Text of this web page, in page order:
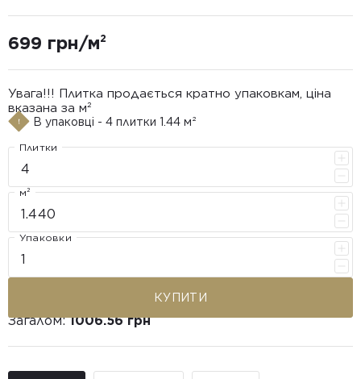
699 грн/м²
Увага!!! Плитка продається кратно упаковкам, ціна
вказана за м²
В упаковці - 4 плитки 1.44 м²
Плитки
м²
Упаковки
КУПИТИ
Загалом:1006.56 грн